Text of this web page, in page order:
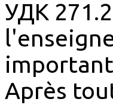
УДК
Après